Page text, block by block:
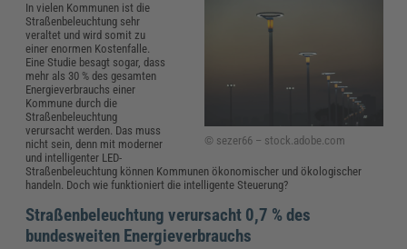
© sezer66 – stock.adobe.com
In vielen Kommunen ist die
Straßenbeleuchtung sehr
veraltet und wird somit zu
einer enormen Kostenfalle.
Eine Studie besagt sogar, dass
mehr als 30 % des gesamten
Energieverbrauchs einer
Kommune durch die
Straßenbeleuchtung
verursacht werden. Das muss
nicht sein, denn mit moderner
und intelligenter LED-
Straßenbeleuchtung können Kommunen ökonomischer und ökologischer
handeln. Doch wie funktioniert die intelligente Steuerung?
Straßenbeleuchtung verursacht 0,7 % des
bundesweiten Energieverbrauchs